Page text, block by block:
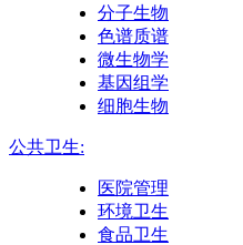
分子生物
色谱质谱
微生物学
基因组学
细胞生物
公共卫生:
医院管理
环境卫生
食品卫生